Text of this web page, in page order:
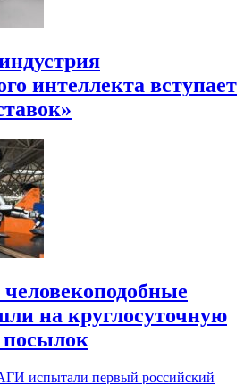
интеллекта вступает
на круглосуточную
посылок
испытали первый российский